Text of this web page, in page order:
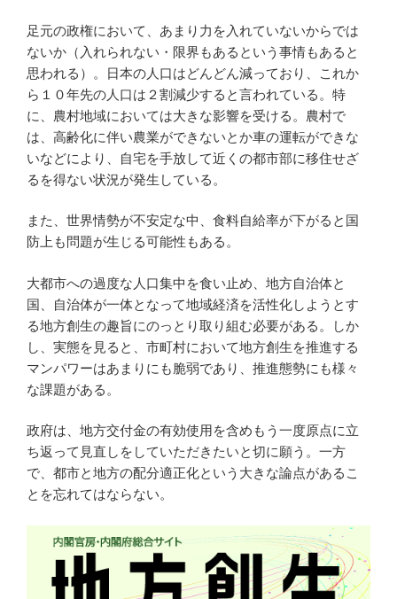
b
o
o
k
a
ot
e
st
足元の政権において、あまり力を入れていないからでは
ないか（入れられない・限界もあるという事情もあると
思われる）。日本の人口はどんどん減っており、これか
ら１０年先の人口は２割減少すると言われている。特
に、農村地域においては大きな影響を受ける。農村で
は、高齢化に伴い農業ができないとか車の運転ができな
いなどにより、自宅を手放して近くの都市部に移住せざ
るを得ない状況が発生している。
また、世界情勢が不安定な中、食料自給率が下がると国
防上も問題が生じる可能性もある。
大都市への過度な人口集中を食い止め、地方自治体と
国、自治体が一体となって地域経済を活性化しようとす
る地方創生の趣旨にのっとり取り組む必要がある。しか
し、実態を見ると、市町村において地方創生を推進する
マンパワーはあまりにも脆弱であり、推進態勢にも様々
な課題がある。
政府は、地方交付金の有効使用を含めもう一度原点に立
ち返って見直しをしていただきたいと切に願う。一方
で、都市と地方の配分適正化という大きな論点があるこ
とを忘れてはならない。